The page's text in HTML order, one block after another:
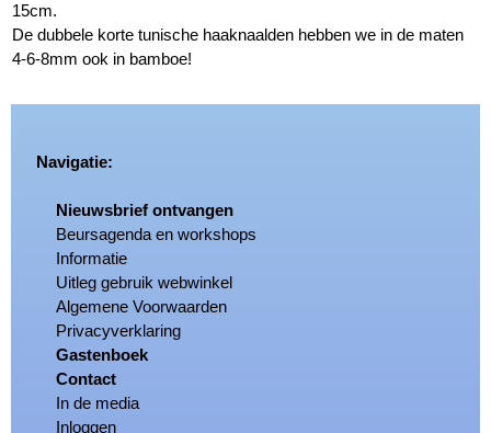
15cm.
De dubbele korte tunische haaknaalden hebben we in de maten
4-6-8mm ook in bamboe!
Navigatie:
Nieuwsbrief ontvangen
Beursagenda en workshops
Informatie
Uitleg gebruik webwinkel
Algemene Voorwaarden
Privacyverklaring
Gastenboek
Contact
In de media
Inloggen